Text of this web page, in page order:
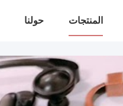
المنتجات حولنا